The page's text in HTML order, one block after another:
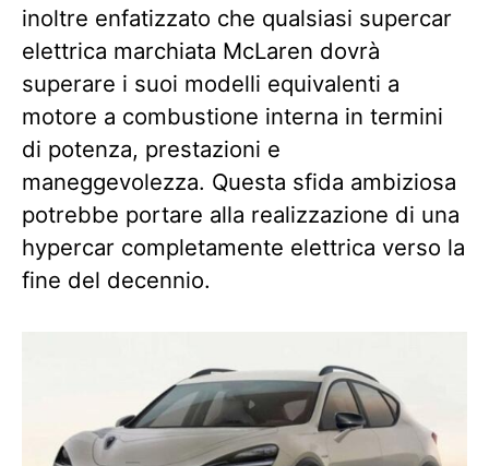
inoltre enfatizzato che qualsiasi supercar
elettrica marchiata McLaren dovrà
superare i suoi modelli equivalenti a
motore a combustione interna in termini
di potenza, prestazioni e
maneggevolezza. Questa sfida ambiziosa
potrebbe portare alla realizzazione di una
hypercar completamente elettrica verso la
fine del decennio.